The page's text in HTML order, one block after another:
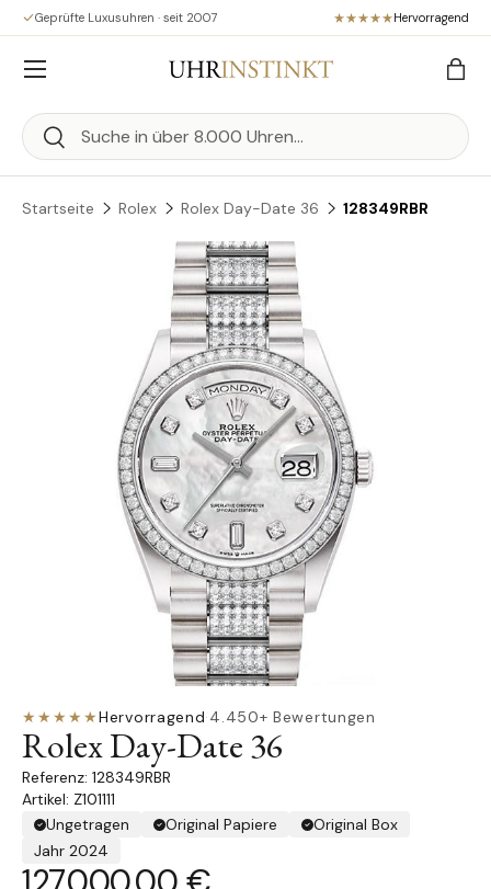
Direkt zum Inhalt
Geprüfte Luxusuhren · seit 2007 Hervorragend
Suchen
Suchen
Menü
Startseite Rolex Rolex Day-Date 36 128349RBR
Zu Produktinformationen springen
★★★★★Hervorragend·4.450+ Bewertungen
Rolex Day-Date 36
128349RBR
Artikel: Z101111
Ungetragen
Original Papiere
Original Box
Jahr 2024